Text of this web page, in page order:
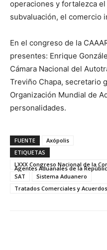
operaciones y fortalezca
subvaluación, el comercio
En el congreso de la
presentes: Enrique
Cámara Nacional del
Treviño Chapa, secretario
Organización Mundial de
personalidades.
FUENTE
Axópolis
ETIQUETAS
LXXX Congreso Nacional de la
Agentes Aduanales de la
SAT
Sistema Aduanero
Tratados Comerciales y